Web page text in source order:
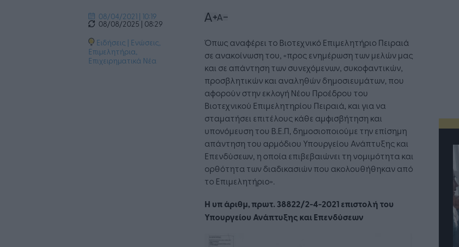
08/04/2021 | 10:19
08/08/2025 | 08:29
Ειδήσεις | Ενώσεις,
Επιμελητήρια,
Επιχειρηματικά Νέα
Όπως αναφέρει το Βιοτεχνικό Επιμελητήριο Πειραιά
σε ανακοίνωση του, «προς ενημέρωση των μελών μας
και σε απάντηση των συνεχόμενων, συκοφαντικών,
προσβλητικών και αναληθών δημοσιευμάτων, που
αφορούν στην εκλογή Νέου Προέδρου του
Βιοτεχνικού Επιμελητηρίου Πειραιά, και για να
σταματήσει επιτέλους κάθε αμφισβήτηση και
υπονόμευση του Β.Ε.Π, δημοσιοποιούμε την επίσημη
απάντηση του αρμόδιου Υπουργείου Ανάπτυξης και
Επενδύσεων, η οποία επιβεβαιώνει τη νομιμότητα και
ορθότητα των διαδικασιών που ακολουθήθηκαν από
το Επιμελητήριο».
Η υπ άριθμ, πρωτ. 38822/2-4-2021 επιστολή του
Υπουργείου Ανάπτυξης και Επενδύσεων